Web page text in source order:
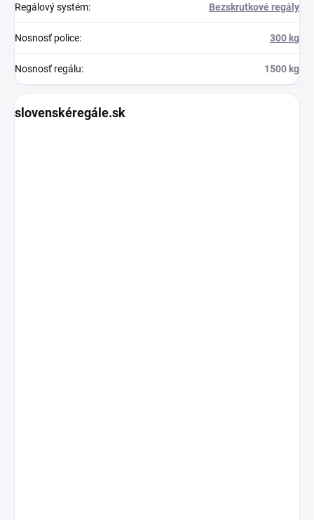
Regálový systém: Bezskrutkové regály
Nosnosť police: 300 kg
Nosnosť regálu: 1500 kg
slovenskéregále.sk